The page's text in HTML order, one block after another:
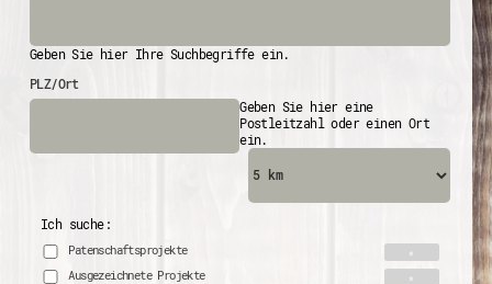
Geben Sie hier Ihre Suchbegriffe ein.
PLZ/Ort
Geben Sie hier eine
Postleitzahl oder einen Ort
ein.
Ich suche:
Patenschaftsprojekte
Ausgezeichnete Projekte